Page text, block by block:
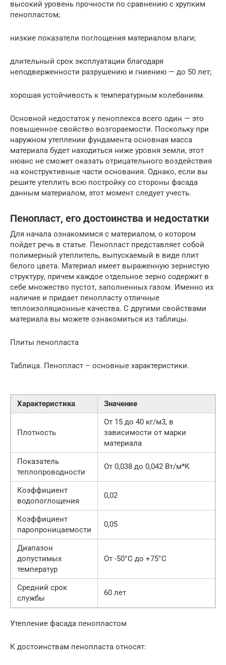
высокий уровень прочности по сравнению с хрупким
пенопластом;
низкие показатели поглощения материалом влаги;
длительный срок эксплуатации благодаря
неподверженности разрушению и гниению — до 50 лет;
хорошая устойчивость к температурным колебаниям.
Основной недостаток у пеноплекса всего один — это
повышенное свойство возгораемости. Поскольку при
наружном утеплении фундамента основная масса
материала будет находиться ниже уровня земли, этот
нюанс не сможет оказать отрицательного воздействия
на конструктивные части основания. Однако, если вы
решите утеплить всю постройку со стороны фасада
данным материалом, этот момент следует учесть.
Пенопласт, его достоинства и недостатки
Для начала ознакомимся с материалом, о котором
пойдет речь в статье. Пенопласт представляет собой
полимерный утеплитель, выпускаемый в виде плит
белого цвета. Материал имеет выраженную зернистую
структуру, причем каждое отдельное зерно содержит в
себе множество пустот, заполненных газом. Именно их
наличие и придает пенопласту отличные
теплоизоляционные качества. С другими свойствами
материала вы можете ознакомиться из таблицы.
Плиты пенопласта
Таблица. Пенопласт – основные характеристики.
Характеристика Значение
Плотность
От 15 до 40 кг/м3, в
зависимости от марки
материала
Показатель
теплопроводности
От 0,038 до 0,042 Вт/м*К
Коэффициент
водопоглощения
0,02
Коэффициент
паропроницаемости
0,05
Диапазон
допустимых
температур
От -50°С до +75°С
Средний срок
службы
60 лет
Утепление фасада пенопластом
К достоинствам пенопласта относят: